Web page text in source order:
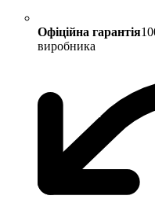
Офіційна гарантія
виробника